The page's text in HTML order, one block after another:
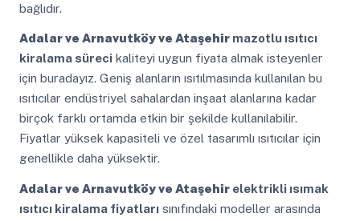
bağlıdır.
Adalar ve Arnavutköy ve Ataşehirmazotlu ısıtıcı
kiralama sürecikaliteyi uygun fiyata almak isteyenler
için buradayız. Geniş alanların ısıtılmasında kullanılan bu
ısıtıcılar endüstriyel sahalardan inşaat alanlarına kadar
birçok farklı ortamda etkin bir şekilde kullanılabilir.
Fiyatlar yüksek kapasiteli ve özel tasarımlı ısıtıcılar için
genellikle daha yüksektir.
Adalar ve Arnavutköy ve Ataşehirelektrikli ısımak
ısıtıcı kiralama fiyatlarısınıfındaki modeller arasında